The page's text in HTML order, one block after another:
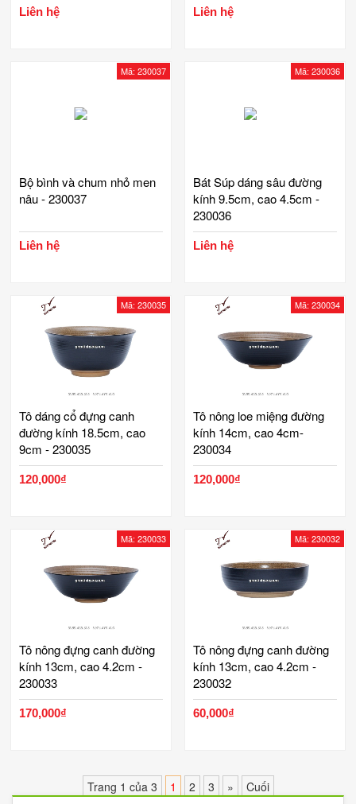
Liên hệ Liên hệ
Mã: 230037
Bộ bình và chum nhỏ men
nâu - 230037
Liên hệ
Mã: 230036
Bát Súp dáng sâu đường
kính 9.5cm, cao 4.5cm -
230036
Liên hệ
Mã: 230035
Tô dáng cổ đựng canh
đường kính 18.5cm, cao
9cm - 230035
120,000₫
Mã: 230034
Tô nông loe miệng đường
kính 14cm, cao 4cm-
230034
120,000₫
Mã: 230033
Tô nông đựng canh đường
kính 13cm, cao 4.2cm -
230033
170,000₫
Mã: 230032
Tô nông đựng canh đường
kính 13cm, cao 4.2cm -
230032
60,000₫
Trang 1 của 3 1 2 3 »
Cuối